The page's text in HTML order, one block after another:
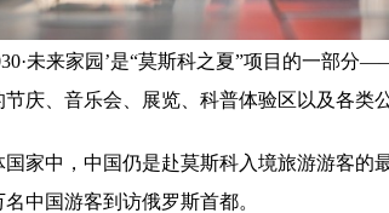
未来家园’是“莫斯科之夏”项目的一部分
庆、音乐会、展览、科普体验区以及各类
家中，中国仍是赴莫斯科入境旅游游客的
中国游客到访俄罗斯首都。